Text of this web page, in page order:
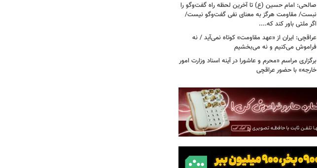
صالحی: امام حسین (ع) تا آخرین لحظه راه گفت‌وگو را
نبست/ مقاومت هرگز به معنای نفی گفت‌وگو نیست/
اگر ملتی باور کند که....
عراقچی: ایران از «عهد مقاومت» کوتاه نمی‌آید / نه
فراموش می‌کنیم و نه می‌بخشیم
برگزاری مراسم «محرم و عاشورا در آینه اسناد وزارت امور
خارجه» با حضور عراقچی